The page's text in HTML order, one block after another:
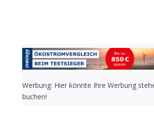
Werbung: Hier könnte Ihre Werbung
buchen!